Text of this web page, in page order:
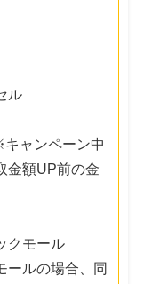
ル
ャンペーン中
金額UP前の金
クモール
ールの場合、同